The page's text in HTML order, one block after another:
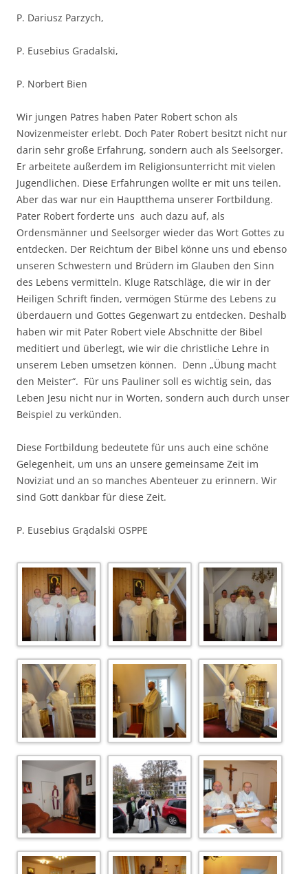
P. Dariusz Parzych,
P. Eusebius Gradalski,
P. Norbert Bien
Wir jungen Patres haben Pater Robert schon als
Novizenmeister erlebt. Doch Pater Robert besitzt nicht nur
darin sehr große Erfahrung, sondern auch als Seelsorger.
Er arbeitete außerdem im Religionsunterricht mit vielen
Jugendlichen. Diese Erfahrungen wollte er mit uns teilen.
Aber das war nur ein Hauptthema unserer Fortbildung.
Pater Robert forderte uns auch dazu auf, als
Ordensmänner und Seelsorger wieder das Wort Gottes zu
entdecken. Der Reichtum der Bibel könne uns und ebenso
unseren Schwestern und Brüdern im Glauben den Sinn
des Lebens vermitteln. Kluge Ratschläge, die wir in der
Heiligen Schrift finden, vermögen Stürme des Lebens zu
überdauern und Gottes Gegenwart zu entdecken. Deshalb
haben wir mit Pater Robert viele Abschnitte der Bibel
meditiert und überlegt, wie wir die christliche Lehre in
unserem Leben umsetzen können. Denn „Übung macht
den Meister“. Für uns Pauliner soll es wichtig sein, das
Leben Jesu nicht nur in Worten, sondern auch durch unser
Beispiel zu verkünden.
Diese Fortbildung bedeutete für uns auch eine schöne
Gelegenheit, um uns an unsere gemeinsame Zeit im
Noviziat und an so manches Abenteuer zu erinnern. Wir
sind Gott dankbar für diese Zeit.
P. Eusebius Grądalski OSPPE